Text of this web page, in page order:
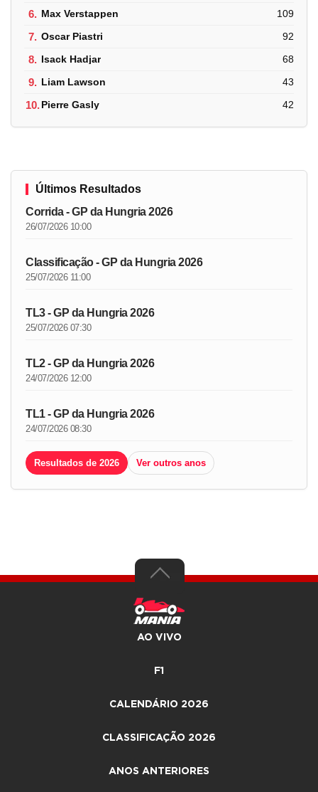
6. Max Verstappen 109
7. Oscar Piastri 92
8. Isack Hadjar 68
9. Liam Lawson 43
10.Pierre Gasly 42
Últimos Resultados
Corrida - GP da Hungria 2026
26/07/2026 10:00
Classificação - GP da Hungria 2026
25/07/2026 11:00
TL3 - GP da Hungria 2026
25/07/2026 07:30
TL2 - GP da Hungria 2026
24/07/2026 12:00
TL1 - GP da Hungria 2026
24/07/2026 08:30
Resultados de 2026 Ver outros anos
AO VIVO
F1
CALENDÁRIO 2026
CLASSIFICAÇÃO 2026
ANOS ANTERIORES